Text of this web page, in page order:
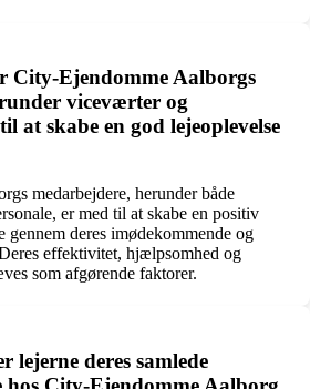
City-Ejendomme Aalborgs
viceværter og
at skabe en god lejeoplevelse
medarbejdere, herunder både
er med til at skabe en positiv
gennem deres imødekommende og
effektivitet, hjælpsomhed og
som afgørende faktorer.
lejerne deres samlede